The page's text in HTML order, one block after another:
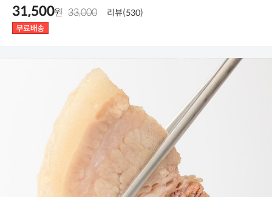
31,500원 33,000 리뷰(530)